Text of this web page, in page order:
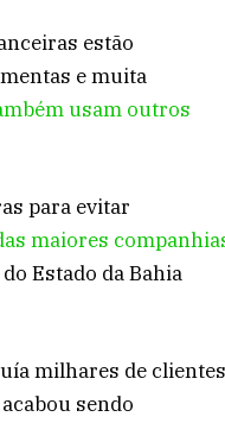
estão
e muita
usam outros
para evitar
maiores
Estado da Bahia
milhares de clientes
sendo